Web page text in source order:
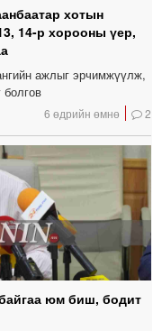
хотын
14-р хорооны үер,
ажлыг эрчимжүүлж,
болгов
6 өдрийн өмнө 2
юм биш, бодит